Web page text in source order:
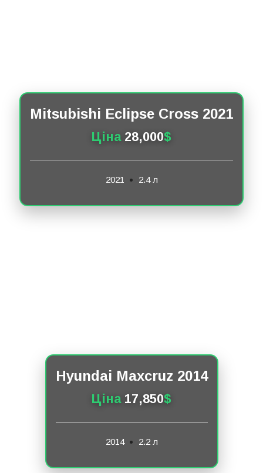
Mitsubishi Eclipse Cross 2021
Ціна 28,000$
2021 2.4 л
Hyundai Maxcruz 2014
Ціна 17,850$
2014 2.2 л